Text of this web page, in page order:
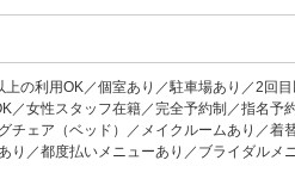
の利用OK／個室あり／駐車場あり／2回
／女性スタッフ在籍／完全予約制／指名予
チェア（ベッド）／メイクルームあり／着
り／都度払いメニューあり／ブライダルメ